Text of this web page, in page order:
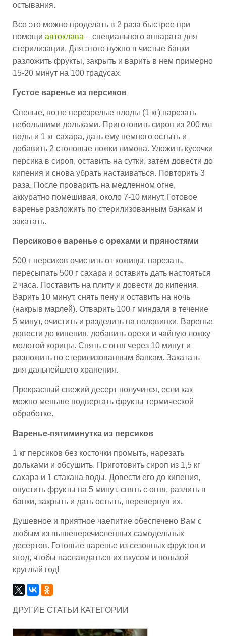
остывания.
Все это можно проделать в 2 раза быстрее при
помощи автоклава – специального аппарата для
стерилизации. Для этого нужно в чистые банки
разложить фрукты, закрыть и варить в нем примерно
15-20 минут на 100 градусах.
Густое варенье из персиков
Спелые, но не перезрелые плоды (1 кг) нарезать
небольшими дольками. Приготовить сироп из 200 мл
воды и 1 кг сахара, дать ему немного остыть и
добавить 2 столовые ложки лимона. Уложить кусочки
персика в сироп, оставить на сутки, затем довести до
кипения и снова убрать настаиваться. Повторить 3
раза. После проварить на медленном огне,
аккуратно помешивая, около 7-10 минут. Готовое
варенье разложить по стерилизованным банкам и
закатать.
Персиковое варенье с орехами и пряностями
500 г персиков очистить от кожицы, нарезать,
пересыпать 500 г сахара и оставить дать настояться
2 часа. Поставить на плиту и довести до кипения.
Варить 10 минут, снять пену и оставить на ночь
(накрыв марлей). Отварить 100 г миндаля в течение
5 минут, очистить и разделить на половинки. Варенье
довести до кипения, добавить орехи и чайную ложку
молотой корицы. Снять с огня через 10 минут и
разложить по стерилизованным банкам. Закатать
для дальнейшего хранения.
Прекрасный свежий десерт получится, если как
можно меньше подвергать фрукты термической
обработке.
Варенье-пятиминутка из персиков
1 кг персиков без косточки промыть, нарезать
дольками и обсушить. Приготовить сироп из 1,5 кг
сахара и 1 стакана воды. Довести его до кипения,
опустить фрукты на 5 минут, снять с огня, разлить в
банки, закрыть и дать остыть, перевернув их.
Душевное и приятное чаепитие обеспечено Вам с
любым из вышеперечисленных самодельных
десертов. Готовьте варенье из сезонных фруктов и
ягод, чтобы наслаждаться их вкусом и пользой
круглый год!
ДРУГИЕ СТАТЬИ КАТЕГОРИИ